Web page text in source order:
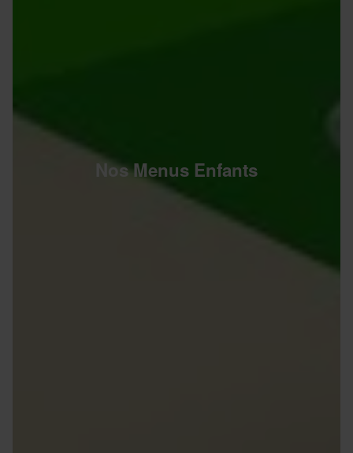
Nos Menus Enfants